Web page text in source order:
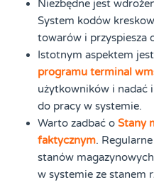
Niezbędne jest
System kodów
towarów i przyspiesza
Istotnym aspektem jest
programu terminal
użytkowników i nadać
do pracy w systemie.
Warto zadbać oStany
faktycznym.
stanów
w systemie ze stanem